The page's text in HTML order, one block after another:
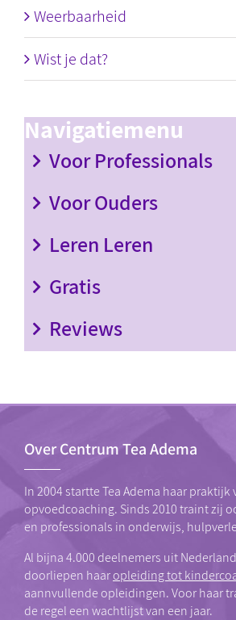
Weerbaarheid
Wist je dat?
Navigatiemenu
Voor Professionals
Voor Ouders
Leren Leren
Gratis
Reviews
Over Centrum Tea Adema
In 2004 startte Tea Adema haar
opvoedcoaching. Sinds 2010 traint zij
en professionals in onderwijs,
Al bijna 4.000 deelnemers uit
doorliepen haaropleiding tot
aannvullende opleidingen. Voor haar
de regel een wachtlijst van een jaar.